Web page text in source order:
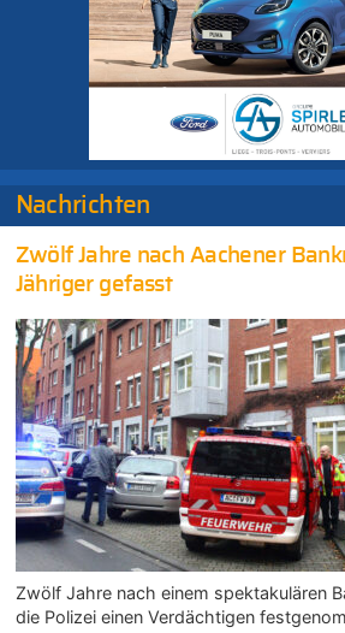
Nachrichten
Zwölf Jahre nach Aachener
Jähriger gefasst
Zwölf Jahre nach einem spektakulären
die Polizei einen Verdächtigen